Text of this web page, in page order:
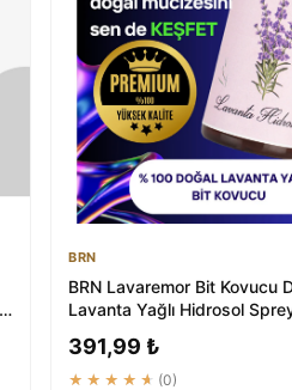
BRN
BRN Lavaremor Bit Kovucu
Lavanta Yağlı Hidrosol
391,99 ₺
★★★★★ (0)